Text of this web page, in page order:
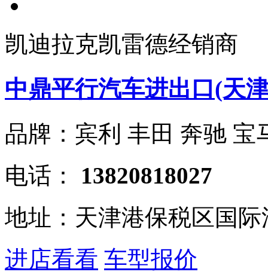
凯迪拉克凯雷德经销商
中鼎平行汽车进出口(天
品牌：宾利 丰田 奔驰 宝
电话：
13820818027
地址：天津港保税区国
进店看看 车型报价